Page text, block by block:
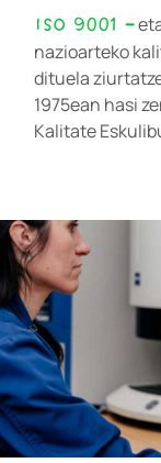
ISO 9001 –
nazioarteko
dituela
1975ean hasi
Kalitate